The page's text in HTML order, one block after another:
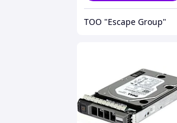
ТОО "Escape Group"